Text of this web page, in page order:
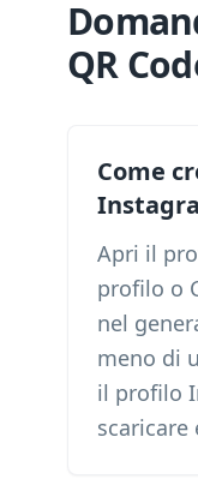
QR
Come
Apri il
profilo o
nel
meno di
il profilo
scaricare